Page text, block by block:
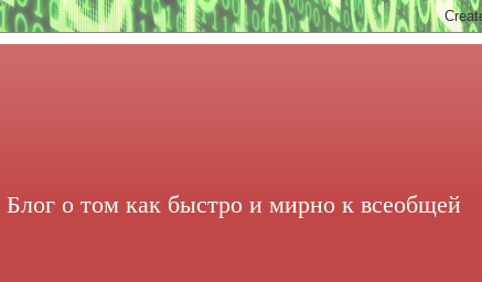
о том как быстро и мирно к всеобщей